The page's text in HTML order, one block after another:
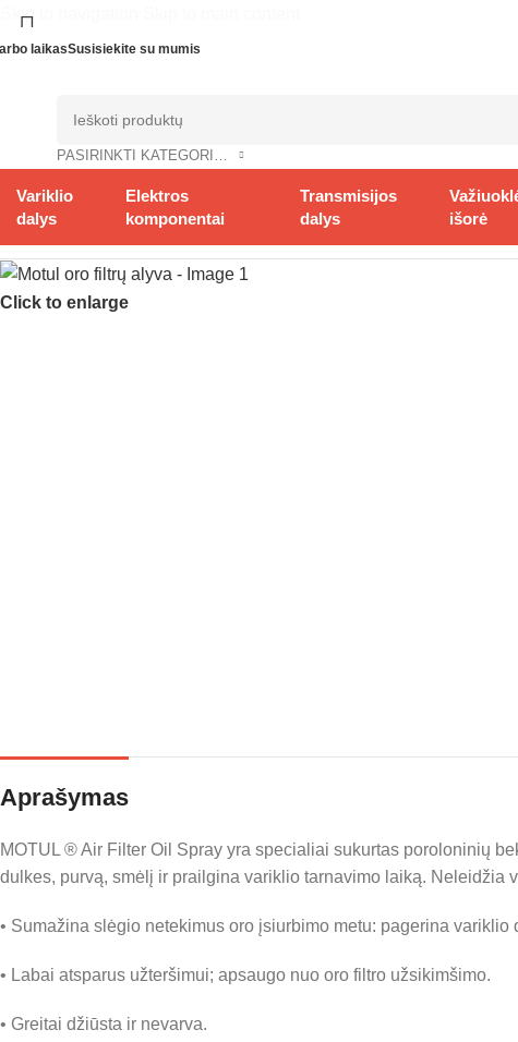
Skip to navigation
laikasSusisiekite su mumis
PASIRINKTI KATEGORIJĄ
Variklio
dalys
Elektros
komponentai
Transmisijos
dalys
išorė
Pradžia
Kiti skysčiai Moto priežiūros priemonės
Click to enlarge
Aprašymas
MOTUL ® Air Filter Oil Spray yra specialiai sukurtas poroloninių
dulkes, purvą, smėlį ir prailgina variklio tarnavimo laiką. Neleidžia
• Sumažina slėgio netekimus oro įsiurbimo metu: pagerina variklio
• Labai atsparus užteršimui; apsaugo nuo oro filtro užsikimšimo.
• Greitai džiūsta ir nevarva.